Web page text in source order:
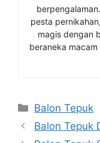
pesta
magis dengan
beraneka
Kategori
Balon Tepuk
Balon Tepuk